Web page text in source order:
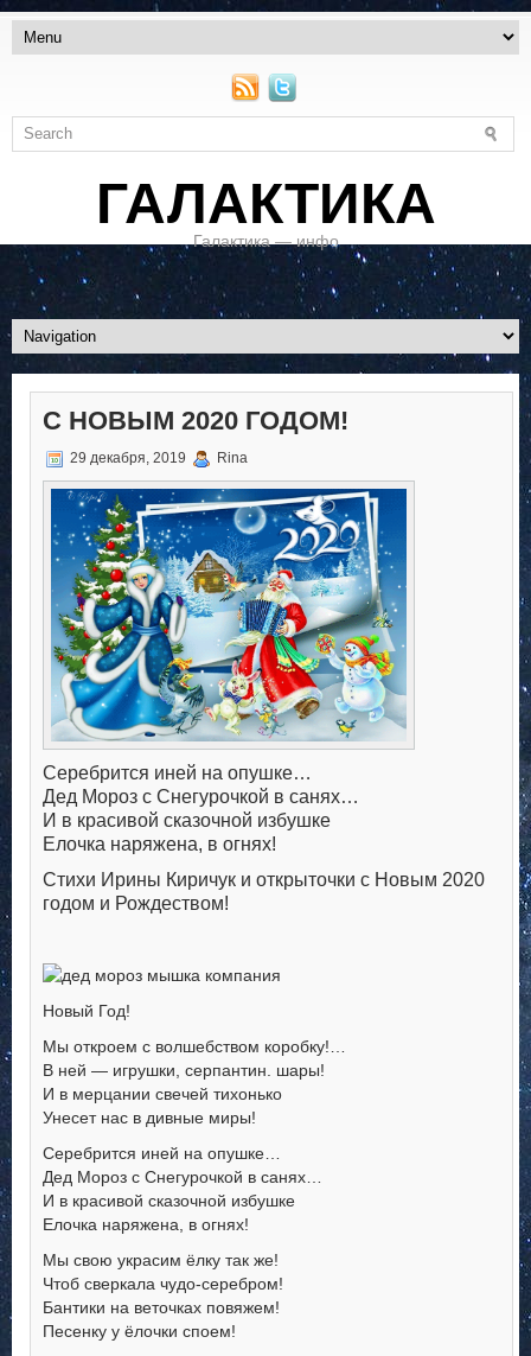
ГАЛАКТИКА
Галактика — инфо
С НОВЫМ 2020 ГОДОМ!
29 декабря, 2019 Rina
Серебрится иней на опушке…
Дед Мороз с Снегурочкой в санях…
И в красивой сказочной избушке
Елочка наряжена, в огнях!
Стихи Ирины Киричук и открыточки с Новым 2020
годом и Рождеством!
Новый Год!
Мы откроем с волшебством коробку!…
В ней — игрушки, серпантин. шары!
И в мерцании свечей тихонько
Унесет нас в дивные миры!
Серебрится иней на опушке…
Дед Мороз с Снегурочкой в санях…
И в красивой сказочной избушке
Елочка наряжена, в огнях!
Мы свою украсим ёлку так же!
Чтоб сверкала чудо-серебром!
Бантики на веточках повяжем!
Песенку у ёлочки споем!